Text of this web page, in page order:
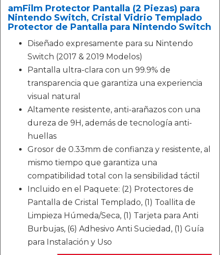
amFilm Protector Pantalla (2 Piezas) para
Nintendo Switch, Cristal Vidrio Templado
Protector de Pantalla para Nintendo Switch
Diseñado expresamente para su Nintendo
Switch (2017 & 2019 Modelos)
Pantalla ultra-clara con un 99.9% de
transparencia que garantiza una experiencia
visual natural
Altamente resistente, anti-arañazos con una
dureza de 9H, además de tecnología anti-
huellas
Grosor de 0.33mm de confianza y resistente, al
mismo tiempo que garantiza una
compatibilidad total con la sensibilidad táctil
Incluido en el Paquete: (2) Protectores de
Pantalla de Cristal Templado, (1) Toallita de
Limpieza Húmeda/Seca, (1) Tarjeta para Anti
Burbujas, (6) Adhesivo Anti Suciedad, (1) Guía
para Instalación y Uso